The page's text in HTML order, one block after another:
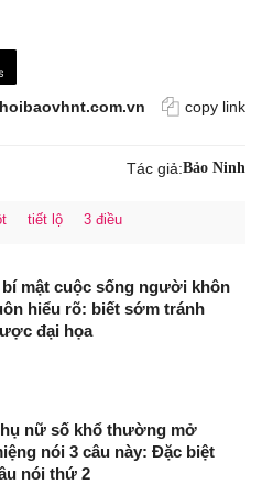
copy link
Tác giả:Bảo Ninh
tiết lộ 3 điều
bí mật cuộc sống người khôn
hiểu rõ: biết sớm tránh
đại họa
nữ số khổ thường mở
nói 3 câu này: Đặc biệt
nói thứ 2